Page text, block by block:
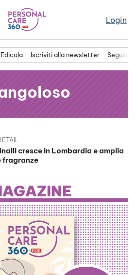
Login
Iscriviti alla newsletter Seguici
cresce in Lombardia e amplia
fragranze